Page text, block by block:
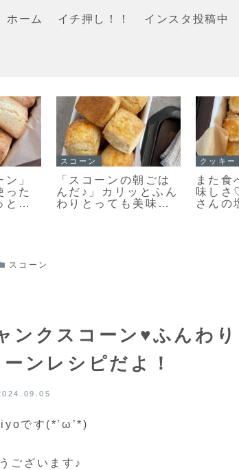
ホーム イチ押し！！ インスタ投稿中
メル
」キ
がカ
マフィン
すぐに作れる♥食べら
れる♥濃厚ガトーショ
コラマフィン作りま
マフィン
「濃厚
ラマフ
て美味
スコーン
ンクスコーン♥ふんわ
ンレシピだよ！
です(*’ω’*)
ございます♪